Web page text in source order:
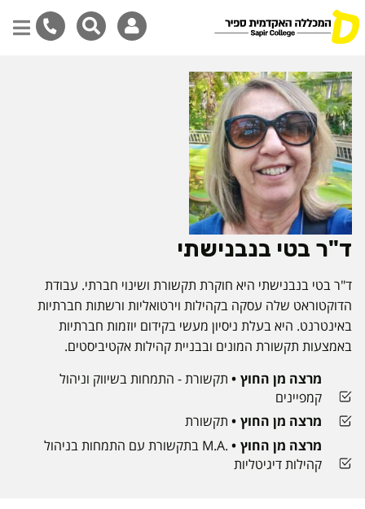
ד"ר בטי בנבנישתי
ד"ר בטי בנבנישתי היא חוקרת תקשורת ושינוי חברתי. עבודת
הדוקטוראט שלה עסקה בקהילות וירטואליות ורשתות חברתיות
באינטרנט. היא בעלת ניסיון מעשי בקידום יוזמות חברתיות
באמצעות תקשורת המונים ובבניית קהילות אקטיביסטים.
מרצה מן החוץ
תקשורת - התמחות בשיווק וניהול
קמפיינים
מרצה מן החוץ
תקשורת
מרצה מן החוץ
.M.A בתקשורת עם התמחות בניהול
קהילות דיגיטליות